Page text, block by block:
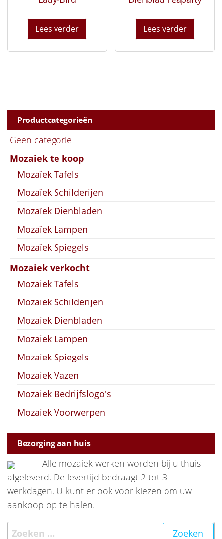
Lees verder Lees verder
Productcategorieën
Geen categorie
Mozaiek te koop
Mozaïek Tafels
Mozaïek Schilderijen
Mozaïek Dienbladen
Mozaïek Lampen
Mozaïek Spiegels
Mozaiek verkocht
Mozaiek Tafels
Mozaiek Schilderijen
Mozaiek Dienbladen
Mozaiek Lampen
Mozaiek Spiegels
Mozaiek Vazen
Mozaiek Bedrijfslogo's
Mozaiek Voorwerpen
Bezorging aan huis
Alle mozaiek werken worden bij u thuis
afgeleverd. De levertijd bedraagt 2 tot 3
werkdagen. U kunt er ook voor kiezen om uw
aankoop op te halen.
Zoeken naar: